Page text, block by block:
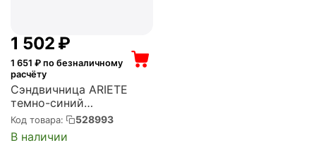
1 502 ₽
1 651 ₽ по безналичному
расчёту
Сэндвичница ARIETE
темно-синий
(00C197100AR0)
Код товара: 528993
В наличии